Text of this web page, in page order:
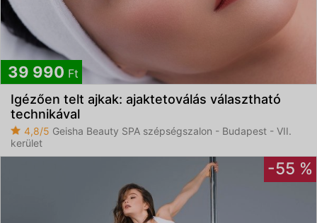
39 990 Ft
Igézően telt ajkak: ajaktetoválás választható
technikával
4,8/5 Geisha Beauty SPA szépségszalon - Budapest - VII.
kerület
-55 %